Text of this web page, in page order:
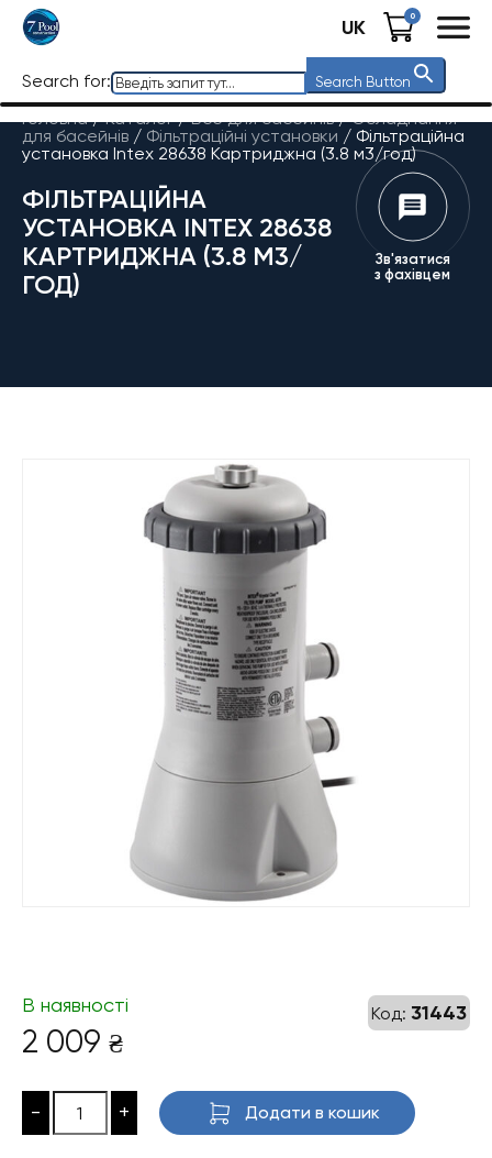
UK 0
Search for: Search Button
Головна / Каталог/Все для басейнів/Обладнання
для басейнів / Фільтраційні установки / Фільтраційна
установка Intex 28638 Картриджна (3.8 м3/год)
ФІЛЬТРАЦІЙНА
УСТАНОВКА INTEX 28638
КАРТРИДЖНА (3.8 М3/
ГОД)
Зв'язатися
з фахівцем
Код: 31443
В наявності
2 009 ₴
- + Додати в кошик